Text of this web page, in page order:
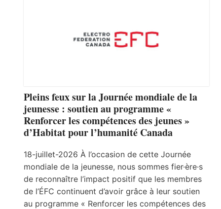
Pleins feux sur la Journée mondiale de la
jeunesse : soutien au programme «
Renforcer les compétences des jeunes »
d’Habitat pour l’humanité Canada
18-juillet-2026 À l’occasion de cette Journée
mondiale de la jeunesse, nous sommes fier·ère·s
de reconnaître l’impact positif que les membres
de l’ÉFC continuent d’avoir grâce à leur soutien
au programme « Renforcer les compétences des